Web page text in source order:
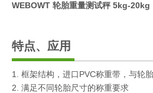
WEBOWT 轮胎重量测试秤 5kg-20kg
特点、应用
1. 框架结构，进口PVC称重带，与轮
2. 满足不同轮胎尺寸的称重要求